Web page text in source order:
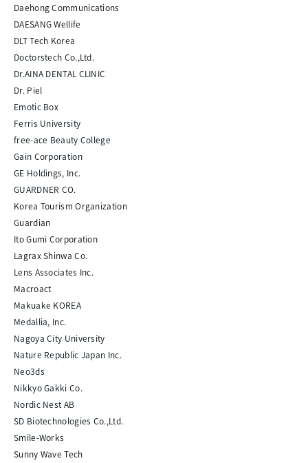
Daehong Communications
DAESANG Wellife
DLT Tech Korea
Doctorstech Co.,Ltd.
Dr.AINA DENTAL CLINIC
Dr. Piel
Emotic Box
Ferris University
free-ace Beauty College
Gain Corporation
GE Holdings, Inc.
GUARDNER CO.
Korea Tourism Organization
Guardian
Ito Gumi Corporation
Lagrax Shinwa Co.
Lens Associates Inc.
Macroact
Makuake KOREA
Medallia, Inc.
Nagoya City University
Nature Republic Japan Inc.
Neo3ds
Nikkyo Gakki Co.
Nordic Nest AB
SD Biotechnologies Co.,Ltd.
Smile-Works
Sunny Wave Tech